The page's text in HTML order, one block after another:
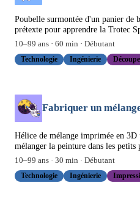
Poubelle surmontée d'un panier de
prétexte pour apprendre la Trotec
10–99 ans · 60 min · Débutant
Technologie
Ingénierie
Fabriquer un
Hélice de mélange imprimée en
mélanger la peinture dans les petits
10–99 ans · 30 min · Débutant
Technologie
Ingénierie